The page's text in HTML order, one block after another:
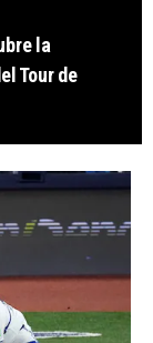
la
Tour de